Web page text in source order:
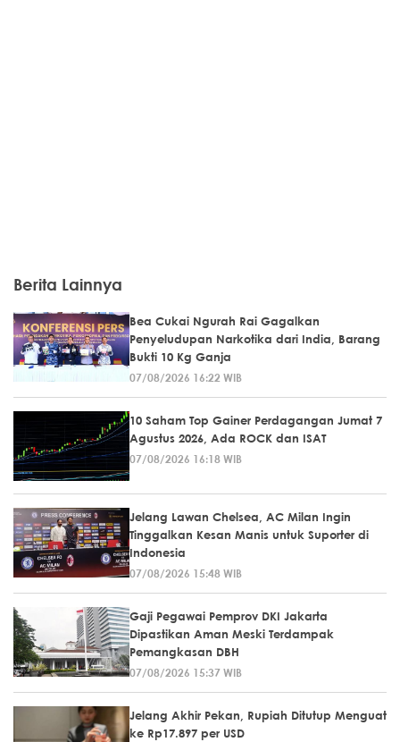
Berita Lainnya
Bea Cukai Ngurah Rai Gagalkan
Penyeludupan Narkotika dari India, Barang
Bukti 10 Kg Ganja
07/08/2026 16:22 WIB
10 Saham Top Gainer Perdagangan Jumat 7
Agustus 2026, Ada ROCK dan ISAT
07/08/2026 16:18 WIB
Jelang Lawan Chelsea, AC Milan Ingin
Tinggalkan Kesan Manis untuk Suporter di
Indonesia
07/08/2026 15:48 WIB
Gaji Pegawai Pemprov DKI Jakarta
Dipastikan Aman Meski Terdampak
Pemangkasan DBH
07/08/2026 15:37 WIB
Jelang Akhir Pekan, Rupiah Ditutup Menguat
ke Rp17.897 per USD